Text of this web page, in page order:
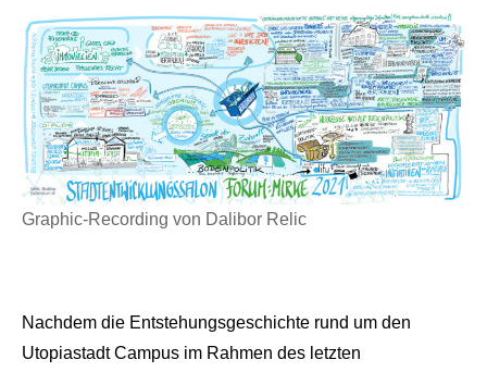
Graphic-Recording von Dalibor Relic
Nachdem die Entstehungsgeschichte rund um den
Utopiastadt Campus im Rahmen des letzten